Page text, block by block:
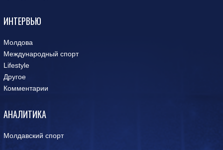
ИНТЕРВЬЮ
Молдова
Международный спорт
Lifestyle
Другое
Комментарии
АНАЛИТИКА
Молдавский спорт